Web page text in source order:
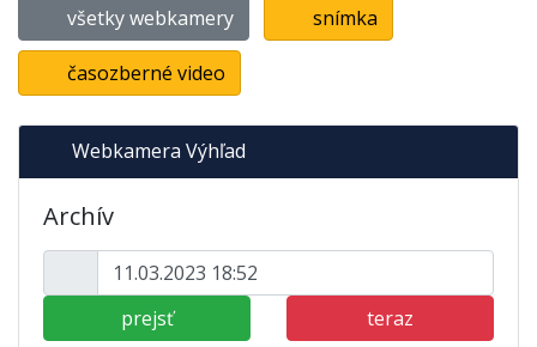
všetky webkamery snímka
časozberné video
Webkamera Výhľad
Archív
prejsť teraz